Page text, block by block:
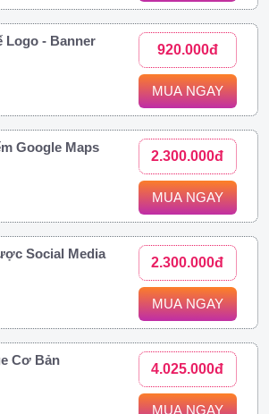
Logo - Banner
920.000đ
MUA NGAY
Google Maps
2.300.000đ
MUA NGAY
Social Media
2.300.000đ
MUA NGAY
Cơ Bản
4.025.000đ
MUA NGAY